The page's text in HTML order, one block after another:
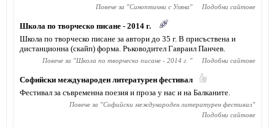
Повече за "Синоптични с Уляна" Подобни сайтове
Школа по творческо писане - 2014 г.
Школа по творческо писане за автори до 35 г. В присъствена и
дистанционна (скайп) форма. Ръководител Гавраил Панчев.
Повече за "Школа по творческо писане - 2014 г. " Подобни сайтове
Софийски международен литературен фестивал
Фестивал за съвременна поезия и проза у нас и на Балканите.
Повече за "Софийски международен литературен фестивал"
Подобни сайтове